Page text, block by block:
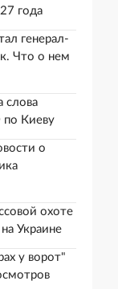
года
генерал-
Что о нем
слова
по Киеву
о
охоте
Украине
у ворот"